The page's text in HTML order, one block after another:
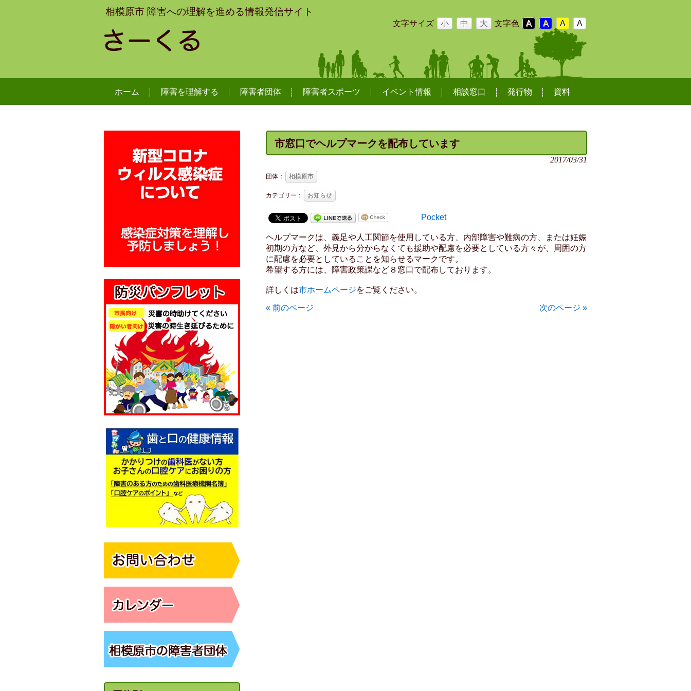
相模原市 障害への理解を進める情報発信サイト
文字サイズ 小 中 大 文字色 A A A A
ホーム 障害を理解する 障害者団体 障害者スポーツ イベント情報 相談窓口 発行物 資料
市窓口でヘルプマークを配布しています
2017/03/31
団体： 相模原市
カテゴリー： お知らせ
Pocket
ヘルプマークは、義足や人工関節を使用している方、内部障害や難病の方、または妊娠
初期の方など、外見から分からなくても援助や配慮を必要としている方々が、周囲の方
に配慮を必要としていることを知らせるマークです。
希望する方には、障害政策課など８窓口で配布しております。
詳しくは市ホームページをご覧ください。
« 前のページ 次のページ »